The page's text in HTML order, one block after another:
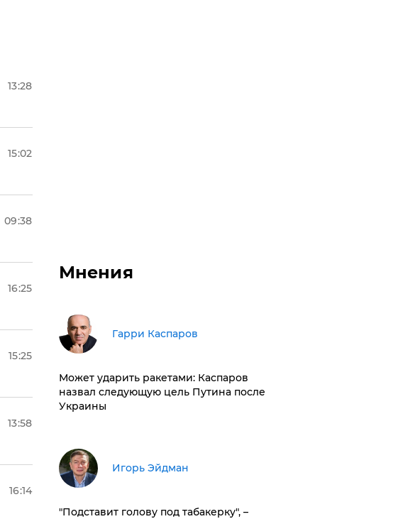
13:28
15:02
09:38
16:25
15:25
13:58
16:14
Мнения
Гарри Каспаров
Может ударить ракетами: Каспаров
назвал следующую цель Путина после
Украины
Игорь Эйдман
​"Подставит голову под табакерку", –